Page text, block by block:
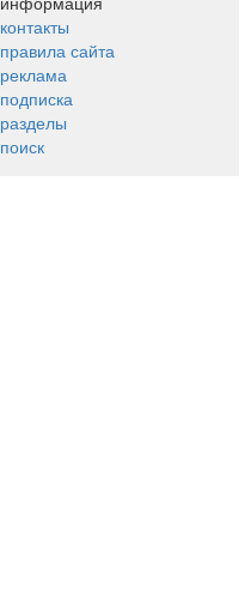
контакты
правила сайта
реклама
подписка
разделы
поиск